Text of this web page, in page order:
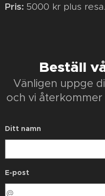
Pris: 5000 kr plus resa.
Beställ
Vänligen uppge
och vi återkommer
Ditt namn
E-post